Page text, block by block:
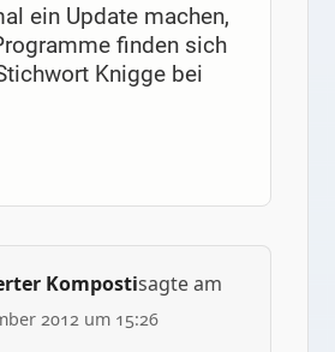
ein Update machen,
finden sich
Knigge bei
Kompostisagte am
2012 um 15:26